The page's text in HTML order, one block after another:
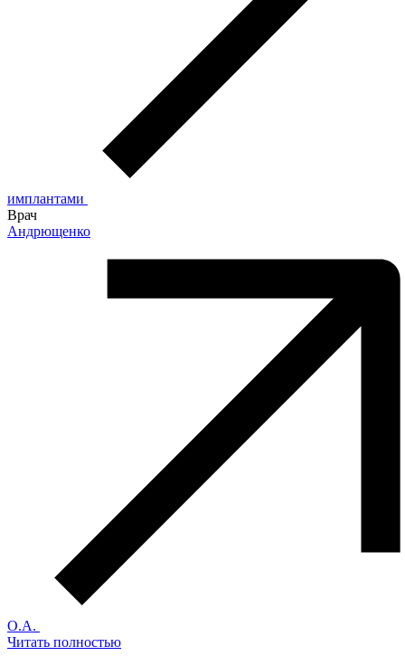
имплантами
Врач
Андрющенко
О.А.
Читать полностью